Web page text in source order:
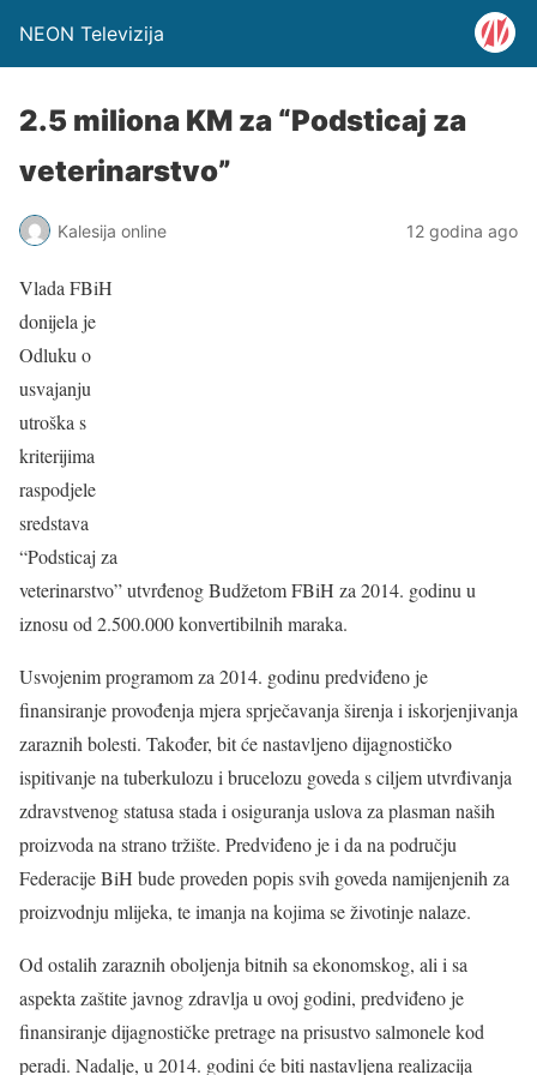
NEON Televizija
2.5 miliona KM za “Podsticaj za
veterinarstvo”
Kalesija online 12 godina ago
Vlada FBiH
donijela je
Odluku o
usvajanju
utroška s
kriterijima
raspodjele
sredstava
“Podsticaj za
veterinarstvo” utvrđenog Budžetom FBiH za 2014. godinu u
iznosu od 2.500.000 konvertibilnih maraka.
Usvojenim programom za 2014. godinu predviđeno je
finansiranje provođenja mjera sprječavanja širenja i iskorjenjivanja
zaraznih bolesti. Također, bit će nastavljeno dijagnostičko
ispitivanje na tuberkulozu i brucelozu goveda s ciljem utvrđivanja
zdravstvenog statusa stada i osiguranja uslova za plasman naših
proizvoda na strano tržište. Predviđeno je i da na području
Federacije BiH bude proveden popis svih goveda namijenjenih za
proizvodnju mlijeka, te imanja na kojima se životinje nalaze.
Od ostalih zaraznih oboljenja bitnih sa ekonomskog, ali i sa
aspekta zaštite javnog zdravlja u ovoj godini, predviđeno je
finansiranje dijagnostičke pretrage na prisustvo salmonele kod
peradi. Nadalje, u 2014. godini će biti nastavljena realizacija